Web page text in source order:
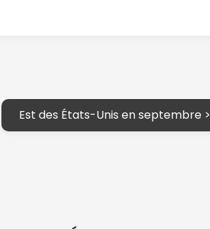
Est des États-Unis en septembre >